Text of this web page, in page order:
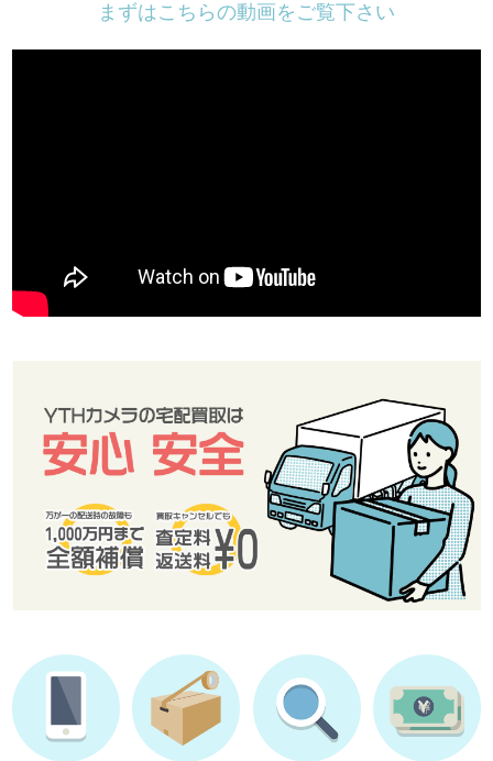
まずはこちらの動画をご覧下さい